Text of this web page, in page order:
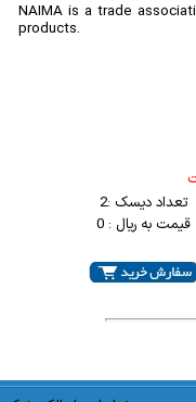
NAIMA is a trade
products.
تعداد دیسک :2
قیمت به ریال : 0